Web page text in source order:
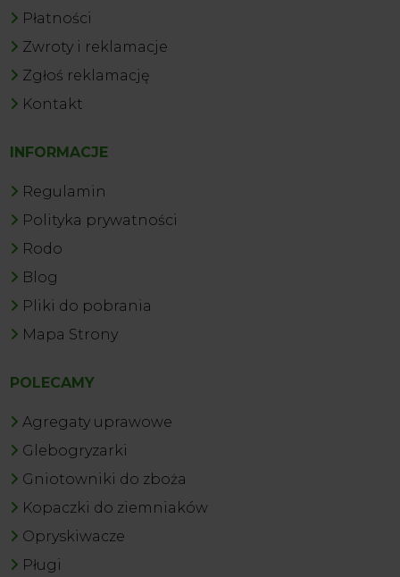
Płatności
Zwroty i reklamacje
Zgłoś reklamację
Kontakt
INFORMACJE
Regulamin
Polityka prywatności
Rodo
Blog
Pliki do pobrania
Mapa Strony
POLECAMY
Agregaty uprawowe
Glebogryzarki
Gniotowniki do zboża
Kopaczki do ziemniaków
Opryskiwacze
Pługi